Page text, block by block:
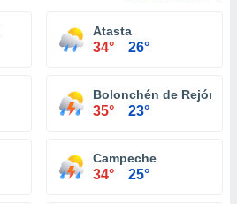
Atasta
34° 26°
Bolonchén de Rejón
35° 23°
Campeche
34° 25°